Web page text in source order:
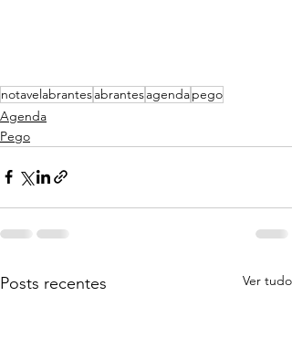
notavelabrantesabrantesagendapego
Agenda
Pego
Posts recentes Ver tudo